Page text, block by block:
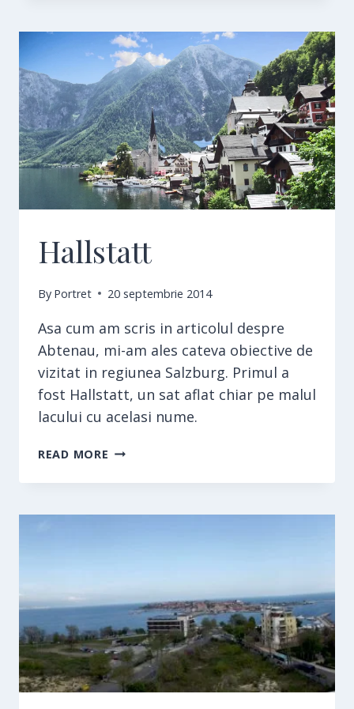
Hallstatt
By Portret 20 septembrie 2014
Asa cum am scris in articolul despre
Abtenau, mi-am ales cateva obiective de
vizitat in regiunea Salzburg. Primul a
fost Hallstatt, un sat aflat chiar pe malul
lacului cu acelasi nume.
READ MORE HALLSTATT